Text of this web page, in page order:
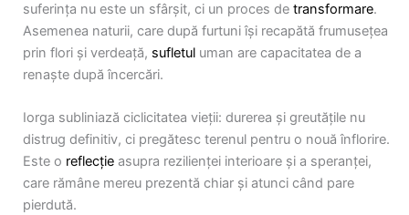
suferința nu este un sfârșit, ci un proces de transformare.
Asemenea naturii, care după furtuni își recapătă frumusețea
prin flori și verdeață, sufletul uman are capacitatea de a
renaște după încercări.
Iorga subliniază ciclicitatea vieții: durerea și greutățile nu
distrug definitiv, ci pregătesc terenul pentru o nouă înflorire.
Este o reflecție asupra rezilienței interioare și a speranței,
care rămâne mereu prezentă chiar și atunci când pare
pierdută.